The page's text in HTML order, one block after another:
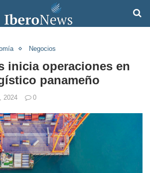
Negocios
inicia operaciones en
panameño
2024 0